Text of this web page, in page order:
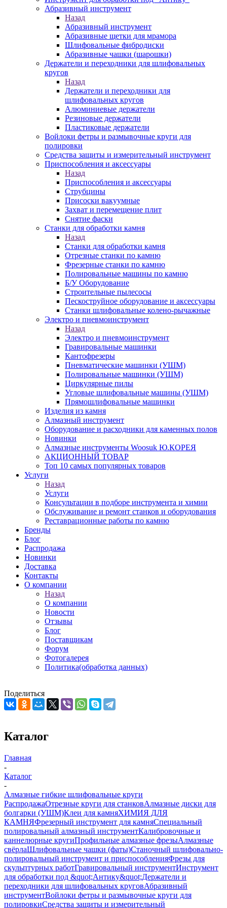
Абразивный инструмент
Назад
Абразивный инструмент
Абразивные щетки для мрамора
Шлифовальные фибродиски
Абразивные чашки (шарошки)
Держатели и переходники для шлифовальных
кругов
Назад
Держатели и переходники для
шлифовальных кругов
Алюминиевые держатели
Резиновые держатели
Пластиковые держатели
Войлоки фетры и размывочные круги для
полировки
Средства защиты и измерительный инструмент
Приспособления и аксессуары
Назад
Приспособления и аксессуары
Струбцины
Присоски вакуумные
Захват и перемещение плит
Снятие фаски
Станки для обработки камня
Назад
Станки для обработки камня
Отрезные станки по камню
Фрезерные станки по камню
Полировальные машины по камню
Б/У Оборудование
Строительные пылесосы
Пескоструйное оборудование и аксессуары
Станки шлифовальные колено-рычажные
Электро и пневмоинструмент
Назад
Электро и пневмоинструмент
Гравировальные машинки
Кантофрезеры
Пневматические машинки (УШМ)
Полировальные машинки (УШМ)
Циркулярные пилы
Угловые шлифовальные машины (УШМ)
Прямошлифовальные машинки
Изделия из камня
Алмазный инструмент
Оборудование и расходники для каменных полов
Новинки
Алмазные инструменты Woosuk Ю.КОРЕЯ
АКЦИОННЫЙ ТОВАР
Топ 10 самых популярных товаров
Услуги
Назад
Услуги
Консультации в подборе инструмента и химии
Обслуживание и ремонт станков и оборудования
Реставрационные работы по камню
Бренды
Блог
Распродажа
Новинки
Доставка
Контакты
О компании
Назад
О компании
Новости
Отзывы
Блог
Поставщикам
Форум
Фотогалерея
Политика(обработка данных)
Поделиться
Каталог
Главная
-
Каталог
-
Алмазные гибкие шлифовальные круги
РаспродажаОтрезные круги для станковАлмазные диски для
болгарки (УШМ)Клеи для камняХИМИЯ ДЛЯ
КАМНЯФрезерный инструмент для камняСпециальный
полировальный алмазный инструментКалибровочные и
каннелюрные кругиПрофильные алмазные фрезыАлмазные
свёрлаШлифовальные чашки (фаты)Станочный шлифовально-
полировальный инструмент и приспособленияФрезы для
скульптурных работГравировальный инструментИнструмент
для обработки под &quot;Антику&quot;Держатели и
переходники для шлифовальных круговАбразивный
инструментВойлоки фетры и размывочные круги для
полировкиСредства защиты и измерительный